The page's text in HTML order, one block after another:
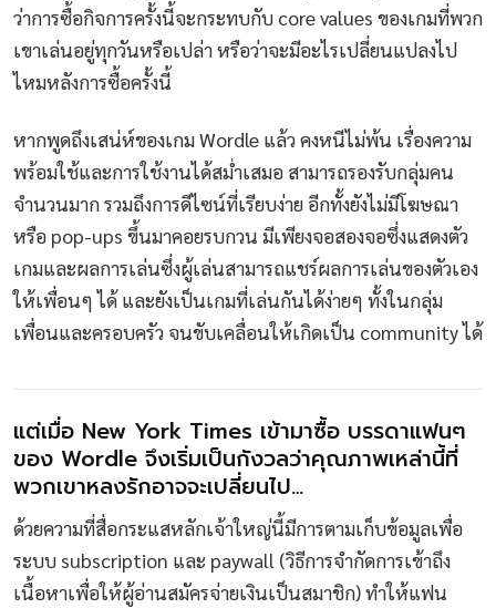
ว่าการซื้อกิจการครั้งนี้จะกระทบกับ core values ของเกมที่พวก
เขาเล่นอยู่ทุกวันหรือเปล่า หรือว่าจะมีอะไรเปลี่ยนแปลงไป
ไหมหลังการซื้อครั้งนี้
หากพูดถึงเสน่ห์ของเกม Wordle แล้ว คงหนีไม่พ้น เรื่องความ
พร้อมใช้และการใช้งานได้สม่ำเสมอ สามารถรองรับกลุ่มคน
จำนวนมาก รวมถึงการดีไซน์ที่เรียบง่าย อีกทั้งยังไม่มีโฆษณา
หรือ pop-ups ขึ้นมาคอยรบกวน มีเพียงจอสองจอซึ่งแสดงตัว
เกมและผลการเล่นซึ่งผู้เล่นสามารถแชร์ผลการเล่นของตัวเอง
ให้เพื่อนๆ ได้ และยังเป็นเกมที่เล่นกันได้ง่ายๆ ทั้งในกลุ่ม
เพื่อนและครอบครัว จนขับเคลื่อนให้เกิดเป็น community ได้
แต่เมื่อ New York Times เข้ามาซื้อ บรรดาแฟนๆ
ของ Wordle จึงเริ่มเป็นกังวลว่าคุณภาพเหล่านี้ที่
พวกเขาหลงรักอาจจะเปลี่ยนไป…
ด้วยความที่สื่อกระแสหลักเจ้าใหญ่นี้มีการตามเก็บข้อมูลเพื่อ
ระบบ subscription และ paywall (วิธีการจำกัดการเข้าถึง
เนื้อหาเพื่อให้ผู้อ่านสมัครจ่ายเงินเป็นสมาชิก) ทำให้แฟน